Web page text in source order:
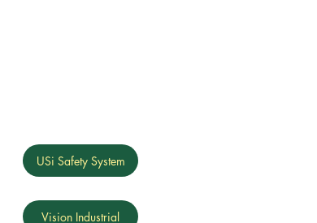
USi Safety System
Vision Industrial